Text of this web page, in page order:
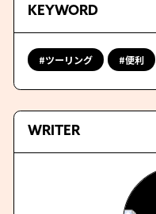
KEYWORD
ツーリング 便利
WRITER